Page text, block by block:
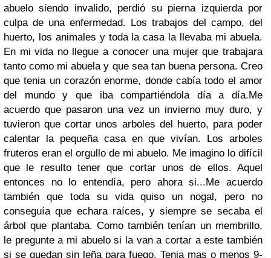
abuelo siendo invalido, perdió su pierna izquierda por
culpa de una enfermedad. Los trabajos del campo, del
huerto, los animales y toda la casa la llevaba mi abuela.
En mi vida no llegue a conocer una mujer que trabajara
tanto como mi abuela y que sea tan buena persona. Creo
que tenia un corazón enorme, donde cabía todo el amor
del mundo y que iba compartiéndola día a día.Me
acuerdo que pasaron una vez un invierno muy duro, y
tuvieron que cortar unos arboles del huerto, para poder
calentar la pequeña casa en que vivían. Los arboles
fruteros eran el orgullo de mi abuelo. Me imagino lo difícil
que le resulto tener que cortar unos de ellos. Aquel
entonces no lo entendía, pero ahora si...Me acuerdo
también que toda su vida quiso un nogal, pero no
conseguía que echara raíces, y siempre se secaba el
árbol que plantaba. Como también tenían un membrillo,
le pregunte a mi abuelo si la van a cortar a este también
si se quedan sin leña para fuego. Tenia mas o menos 9-